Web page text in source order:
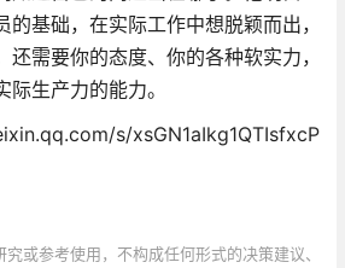
基础，在实际工作中想脱颖而出，
需要你的态度、你的各种软实力，
生产力的能力。
s/xsGN1aIkg1QTIsfxcP
或参考使用，不构成任何形式的决策建议、